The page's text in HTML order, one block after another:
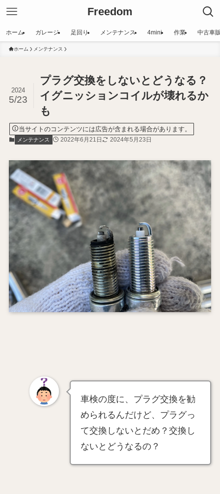
Freedom
ホーム ガレージ 足回り メンテナンス 4mini 作業 中古車
ホーム メンテナンス
プラグ交換をしないとどうなる？
イグニッションコイルが壊れるか
も
2024
5/23
当サイトのコンテンツには広告が含まれる場合があります。
メンテナンス 2022年6月21日 2024年5月23日
車検の度に、プラグ交換を勧
められるんだけど、プラグっ
て交換しないとだめ？交換し
ないとどうなるの？